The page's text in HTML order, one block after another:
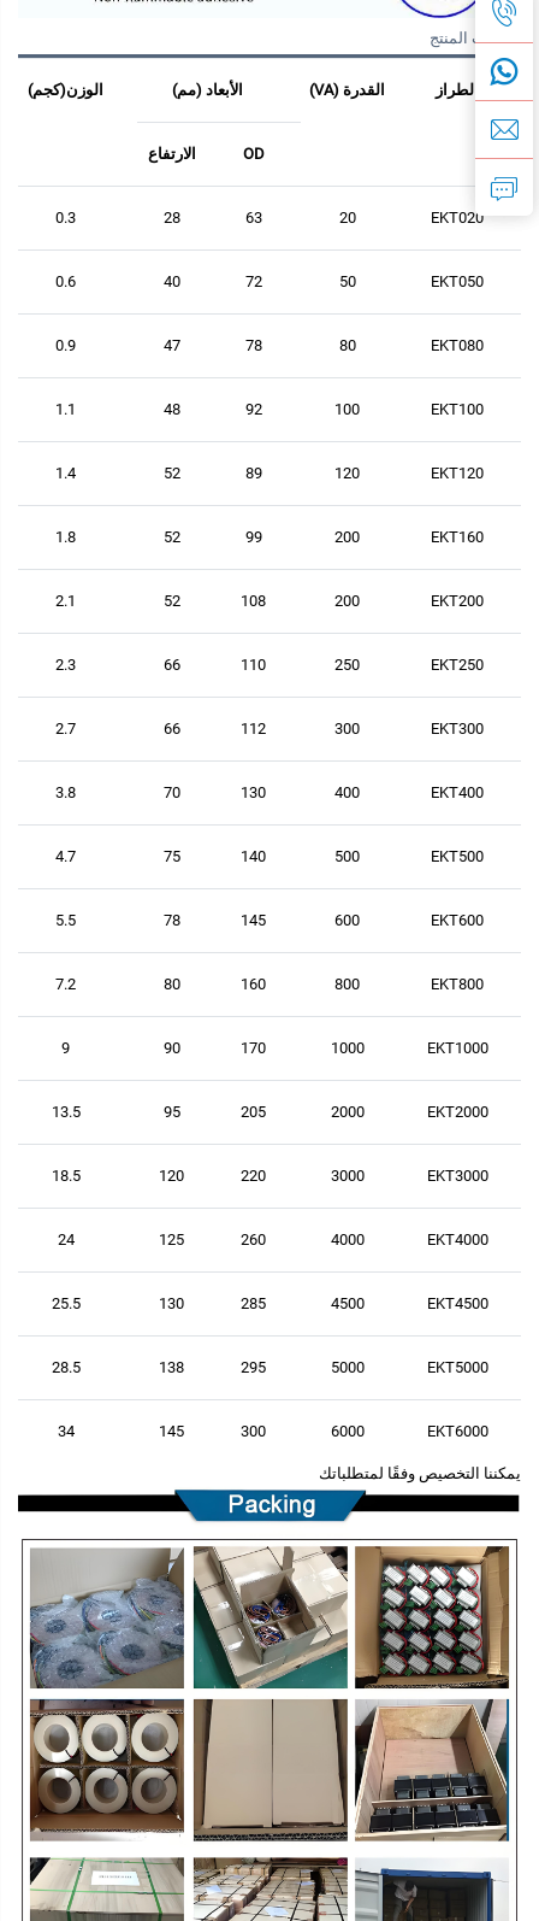
معلمات المنتج
الطراز القدرة (VA) الأبعاد (مم) الوزن(كجم)
OD الارتفاع
EKT020
20
63
28
0.3
EKT050
50
72
40
0.6
EKT080
80
78
47
0.9
EKT100
100
92
48
1.1
EKT120
120
89
52
1.4
EKT160
200
99
52
1.8
EKT200
200
108
52
2.1
EKT250
250
110
66
2.3
EKT300
300
112
66
2.7
EKT400
400
130
70
3.8
EKT500
500
140
75
4.7
EKT600
600
145
78
5.5
EKT800
800
160
80
7.2
EKT1000
1000
170
90
9
EKT2000
2000
205
95
13.5
EKT3000
3000
220
120
18.5
EKT4000
4000
260
125
24
EKT4500
4500
285
130
25.5
EKT5000
5000
295
138
28.5
EKT6000
6000
300
145
34
يمكننا التخصيص وفقًا لمتطلباتك